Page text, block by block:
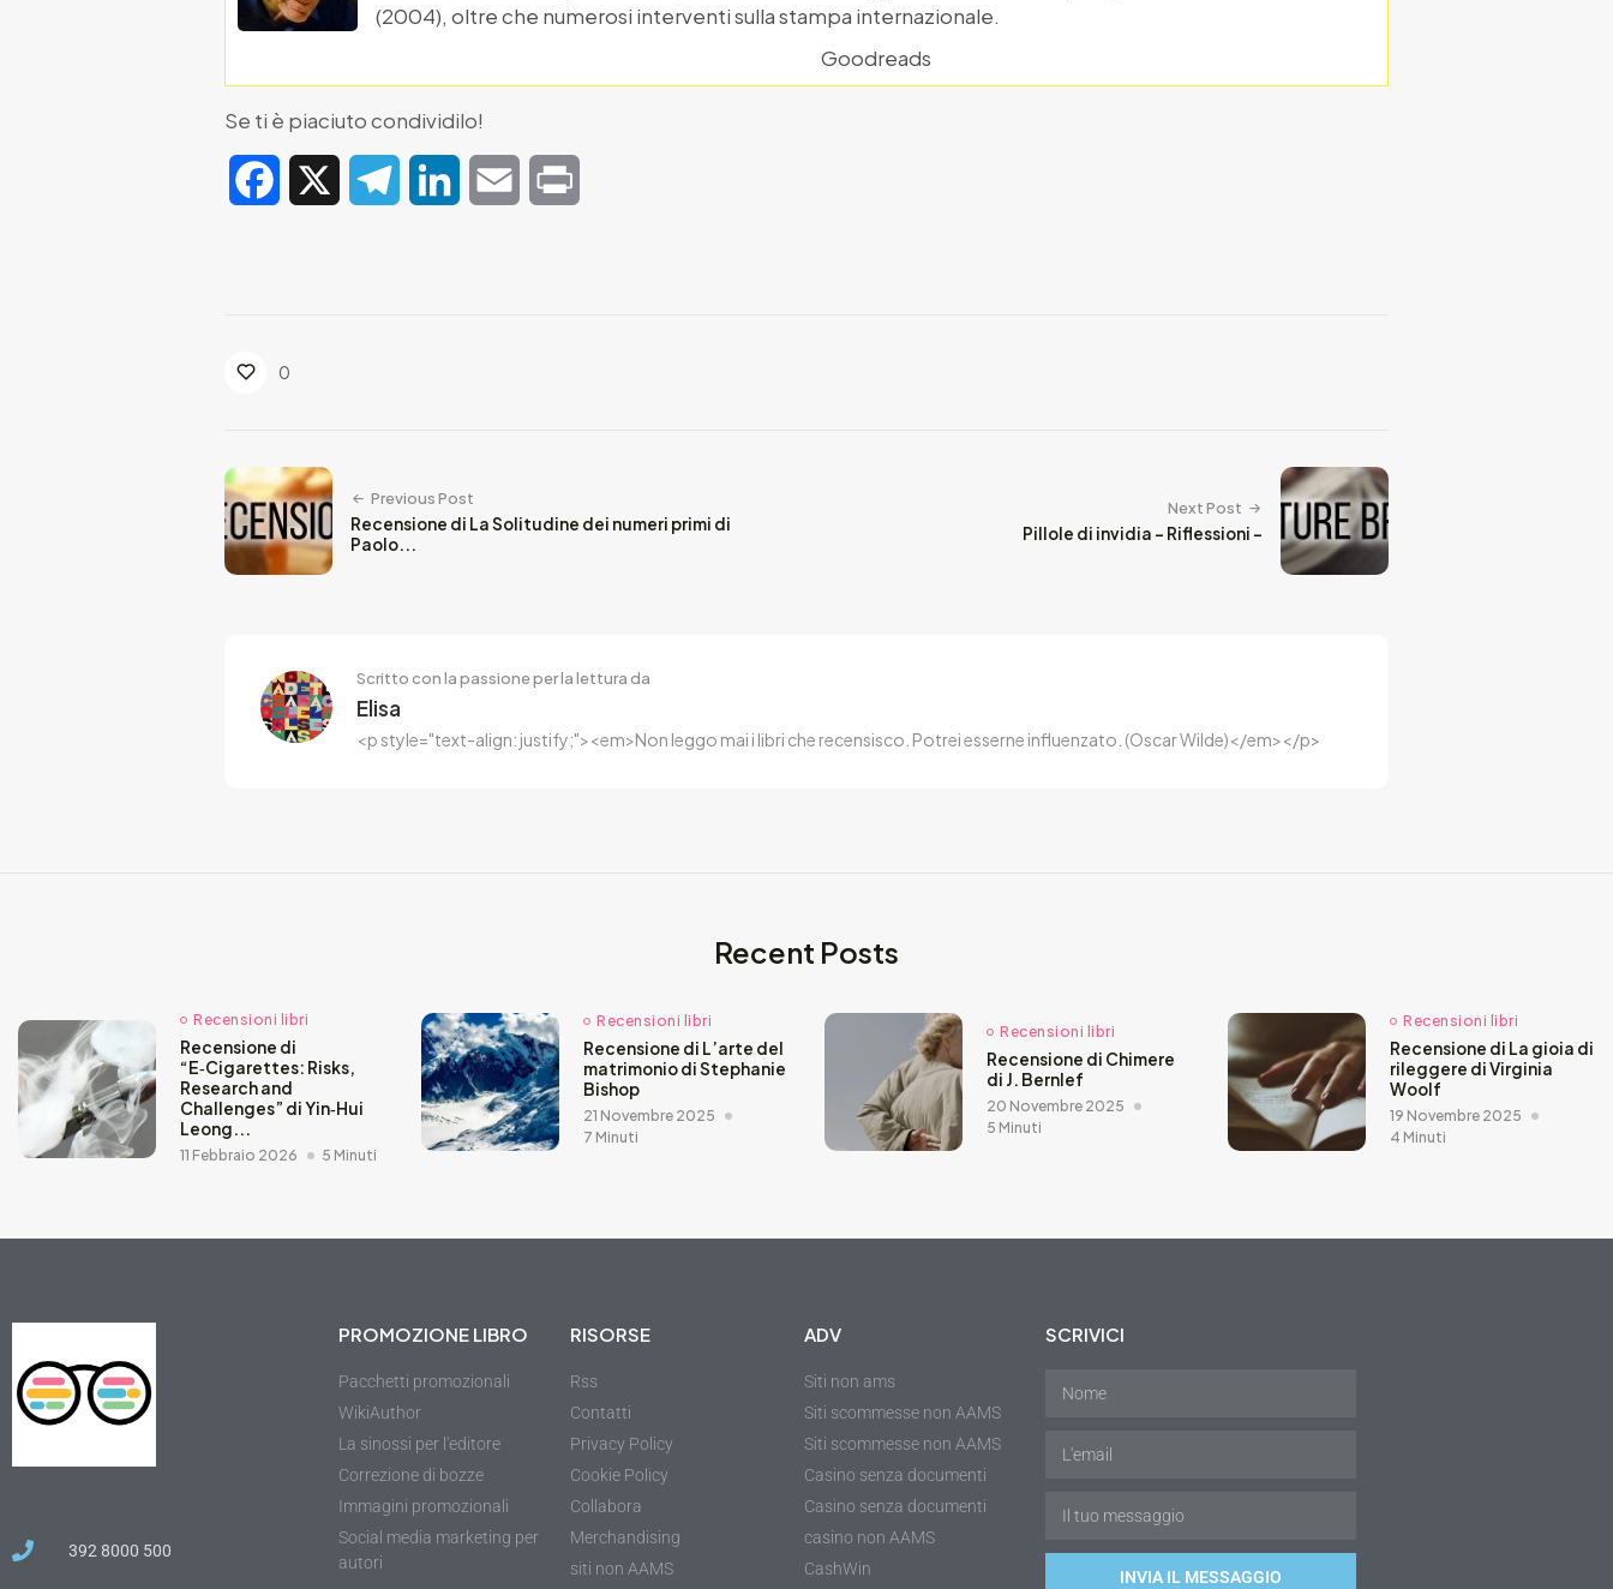
(2004), oltre che numerosi interventi sulla stampa internazionale.
Goodreads
Se ti è piaciuto condividilo!
Facebook TelegramLinkedIn Email
0
Previous Post
Recensione di La Solitudine dei numeri primi di
Paolo...
Next Post
Pillole di invidia - Riflessioni -
Scritto con la passione per la lettura da
Elisa
<p style="text-align: justify;"><em>Non leggo mai i libri che recensisco. Potrei esserne influenzato. (Oscar Wilde)</em></p>
Recent Posts
Recensioni libri
Recensione di
“E‑Cigarettes: Risks,
Research and
Challenges” di Yin‑Hui
Leong...
11 Febbraio 2026 5 Minuti
Recensioni libri
Recensione di L’arte del
matrimonio di Stephanie
Bishop
21 Novembre 2025
7 Minuti
Recensioni libri
Recensione di Chimere
di J. Bernlef
20 Novembre 2025
5 Minuti
Recensioni libri
Recensione di La gioia di
rileggere di Virginia
Woolf
19 Novembre 2025
4 Minuti
392 8000 500
PROMOZIONE LIBRO
Pacchetti promozionali
WikiAuthor
La sinossi per l'editore
Correzione di bozze
Immagini promozionali
Social media marketing per
autori
RISORSE
Rss
Contatti
Privacy Policy
Cookie Policy
Collabora
Merchandising
siti non AAMS
ADV
Siti non ams
Siti scommesse non AAMS
Siti scommesse non AAMS
Casino senza documenti
Casino senza documenti
casino non AAMS
CashWin
SCRIVICI
INVIA IL MESSAGGIO